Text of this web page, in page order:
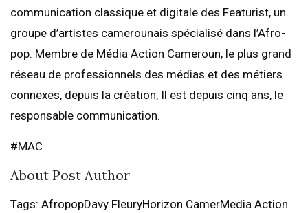
communication classique et digitale des Featurist, un
groupe d’artistes camerounais spécialisé dans l’Afro-
pop. Membre de Média Action Cameroun, le plus grand
réseau de professionnels des médias et des métiers
connexes, depuis la création, Il est depuis cinq ans, le
responsable communication.
#MAC
About Post Author
Tags: AfropopDavy FleuryHorizon CamerMedia Action